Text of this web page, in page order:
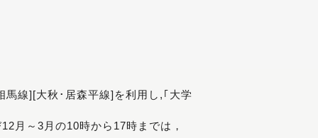
線][大秋･居森平線]を利用し,｢大学
月～3月の10時から17時までは，